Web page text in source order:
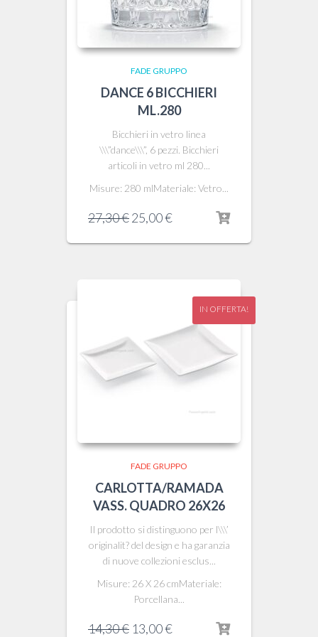
FADE GRUPPO
DANCE 6 BICCHIERI
ML.280
Bicchieri in vetro linea
\\\”dance\\\”, 6 pezzi. Bicchieri
articoli in vetro ml 280...
Misure: 280 mlMateriale: Vetro...
27,30€Il
originale
25,00€Il
attuale
IN OFFERTA!
FADE GRUPPO
CARLOTTA/RAMADA
VASS. QUADRO 26X26
Il prodotto si distinguono per l\\\’
originalit? del design e ha garanzia
di nuove collezioni esclus...
Misure: 26 X 26 cmMateriale:
Porcellana...
14,30€ Il
13,00€Il